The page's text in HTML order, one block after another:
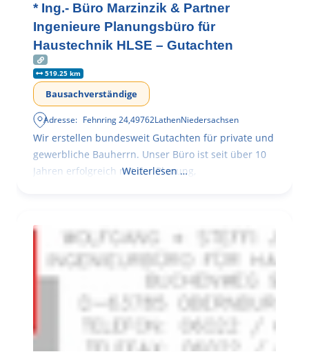
* Ing.- Büro Marzinzik & Partner
Ingenieure Planungsbüro für
Haustechnik HLSE – Gutachten
519.25 km
Bausachverständige
Adresse: Fehnring 24,49762LathenNiedersachsen
Wir erstellen bundesweit Gutachten für private und
gewerbliche Bauherrn. Unser Büro ist seit über 10
Jahren erfolgreich mit der Planung,
Weiterlesen …